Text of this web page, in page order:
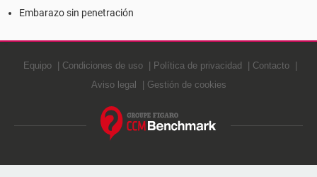
Embarazo sin penetración
Equipo Condiciones de uso Política de privacidad
Contacto
Aviso legal
Gestión de cookies